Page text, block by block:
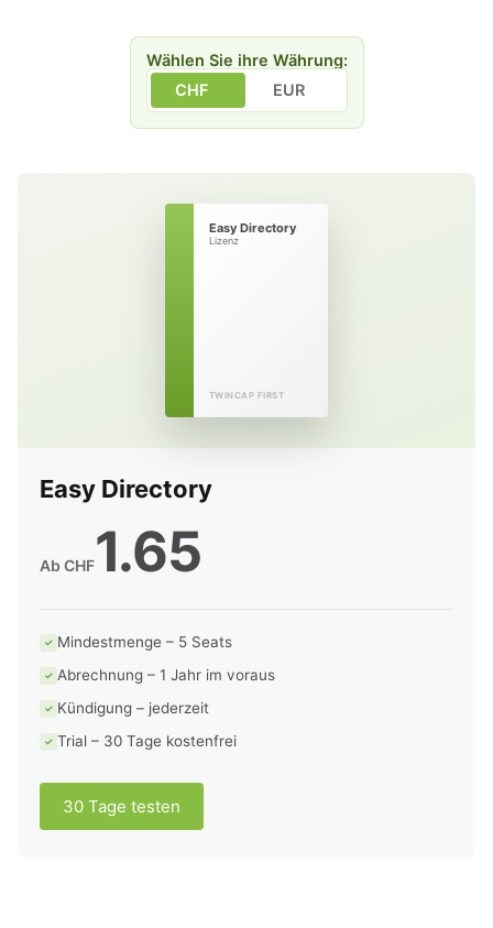
Wählen Sie ihre Währung:
CHF
EUR
Easy Directory
Ab CHF1.65
✓ Mindestmenge – 5 Seats
✓ Abrechnung – 1 Jahr im voraus
✓ Kündigung – jederzeit
✓ Trial – 30 Tage kostenfrei
30 Tage testen
Easy Directory
Lizenz
TWINCAP FIRST